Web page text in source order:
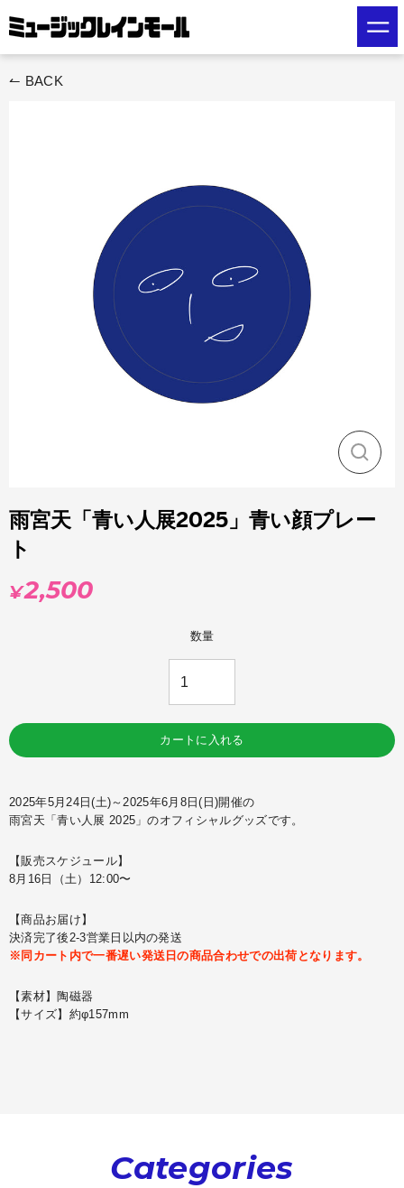
キ
す↼ BACK
閉
雨宮天「青い人展2025」青い顔プレー
ト
通
¥2,500
数量
カートに入れる
2025年5月24日(土)～2025年6月8日(日)開催の
雨宮天「青い人展 2025」のオフィシャルグッズです。
【販売スケジュール】
8月16日（土）12:00〜
【商品お届け】
決済完了後2-3営業日以内の発送
※同カート内で一番遅い発送日の商品合わせでの出荷となります。
【素材】陶磁器
【サイズ】約φ157mm
Categories